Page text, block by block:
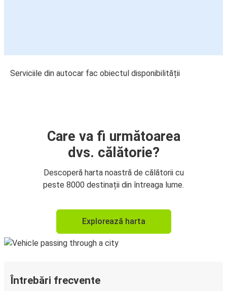
Serviciile din autocar fac obiectul disponibilității
Care va fi următoarea
dvs. călătorie?
Descoperă harta noastră de călătorii cu
peste 8000 destinații din întreaga lume.
Explorează harta
Întrebări frecvente